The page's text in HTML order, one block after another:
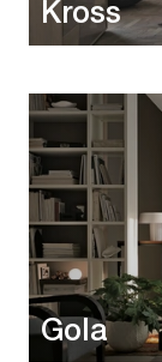
Kross
Gola